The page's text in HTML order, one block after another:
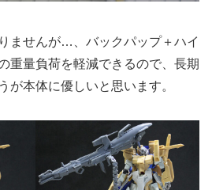
ませんが…、バックパップ＋ハイ
重量負荷を軽減できるので、長期
が本体に優しいと思います。